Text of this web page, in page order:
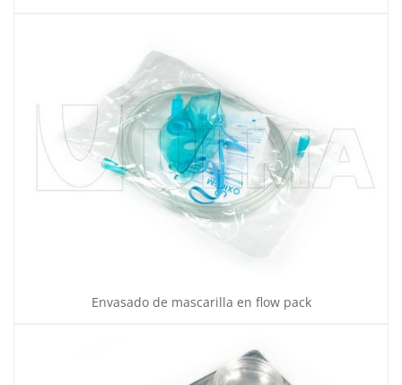
Envasado de mascarilla en flow pack